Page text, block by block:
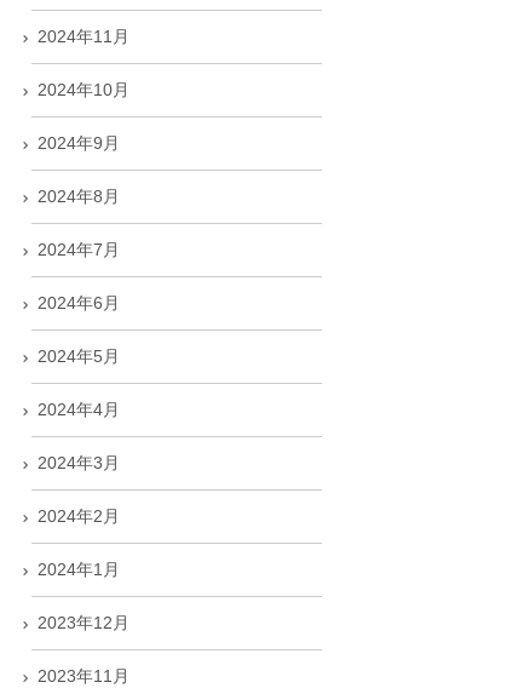
2024年11月
2024年10月
2024年9月
2024年8月
2024年7月
2024年6月
2024年5月
2024年4月
2024年3月
2024年2月
2024年1月
2023年12月
2023年11月